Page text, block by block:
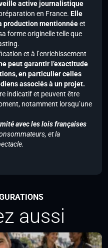
veille active journalistique
en France. Elle
production mentionnéeet
forme originelle telle que
et à l’enrichissement
peut garantir l’exactitude
en particulier celles
associés à un projet.
indicatif et peuvent être
notamment lorsqu’une
avec les lois françaises
et la
aussi